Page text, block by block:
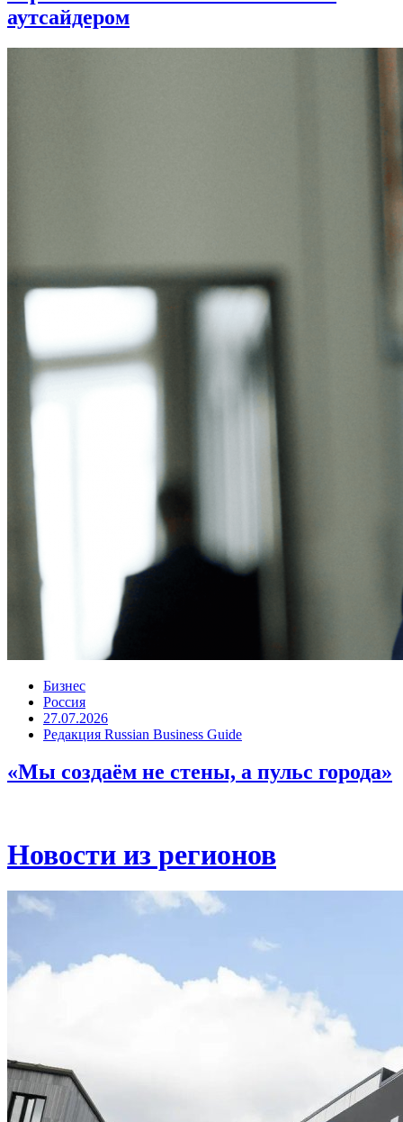
аутсайдером
Бизнес
Россия
27.07.2026
Редакция Russian Business Guide
«Мы создаём не стены, а пульс города»
Новости из регионов